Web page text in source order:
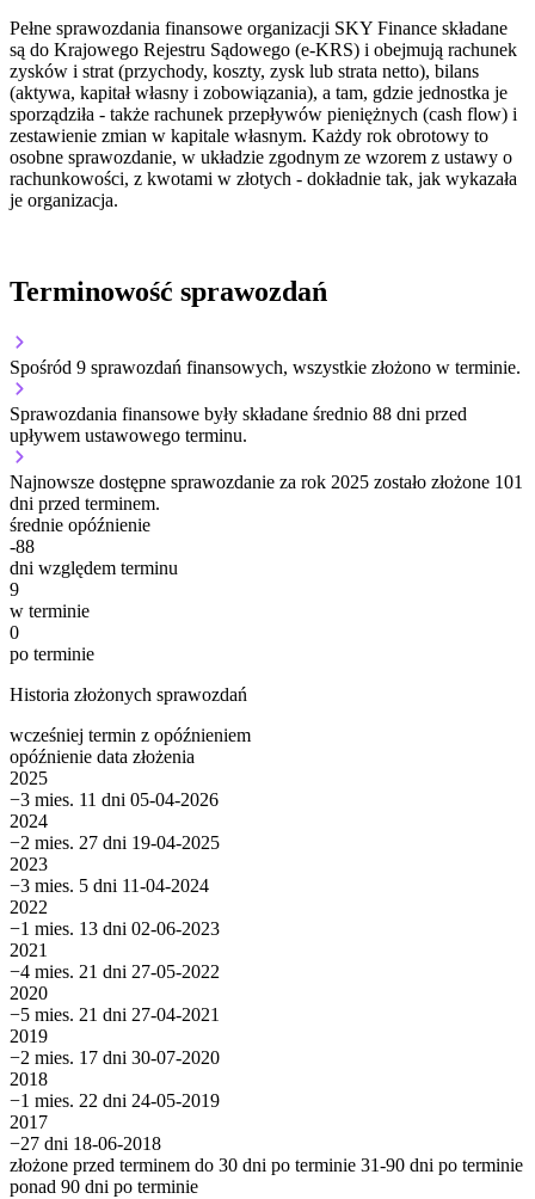
Pełne sprawozdania finansowe organizacji SKY Finance składane
są do Krajowego Rejestru Sądowego (e-KRS) i obejmują rachunek
zysków i strat (przychody, koszty, zysk lub strata netto), bilans
(aktywa, kapitał własny i zobowiązania), a tam, gdzie jednostka je
sporządziła - także rachunek przepływów pieniężnych (cash flow) i
zestawienie zmian w kapitale własnym. Każdy rok obrotowy to
osobne sprawozdanie, w układzie zgodnym ze wzorem z ustawy o
rachunkowości, z kwotami w złotych - dokładnie tak, jak wykazała
je organizacja.
Terminowość sprawozdań
Spośród 9 sprawozdań finansowych, wszystkie złożono w terminie.
Sprawozdania finansowe były składane średnio 88 dni przed
upływem ustawowego terminu.
Najnowsze dostępne sprawozdanie za rok 2025 zostało złożone 101
dni przed terminem.
średnie opóźnienie
-88
dni względem terminu
9
w terminie
0
po terminie
Historia złożonych sprawozdań
wcześniej termin z opóźnieniem
opóźnienie data złożenia
2025
−3 mies. 11 dni 05-04-2026
2024
−2 mies. 27 dni 19-04-2025
2023
−3 mies. 5 dni 11-04-2024
2022
−1 mies. 13 dni 02-06-2023
2021
−4 mies. 21 dni 27-05-2022
2020
−5 mies. 21 dni 27-04-2021
2019
−2 mies. 17 dni 30-07-2020
2018
−1 mies. 22 dni 24-05-2019
2017
−27 dni 18-06-2018
złożone przed terminem do 30 dni po terminie 31-90 dni po terminie
ponad 90 dni po terminie